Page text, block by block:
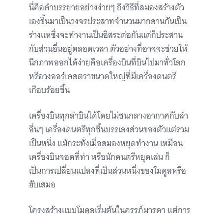
นี่คือคำบรรยายอย่างง่ายๆ ถึงวิธีที่สมองสร้างตัว
เองขึ้นมาเป็นวงจรประสาทจำนวนมากสานกันเป็น
ร่างแหซึ่งจะทำงานเป็นอิสระต่อกันแต่ก็ประสาน
กับส่วนอื่นอยู่ตลอดเวลา ตัวอย่างที่อาจจะช่วยให้
นึกภาพออกได้ง่ายคือเครื่องบินที่บินไปมาทั่วโลก
หรือวงออร์เคสตราขนาดใหญ่ที่มีเครื่องดนตรี
เกือบร้อยชิ้น
เครื่องบินทุกลำบินได้โดยไม่ชนกลางอากาศกับลำ
อื่นๆ เครื่องดนตรีทุกชิ้นบรรเลงส่วนของตัวแต่รวม
เป็นหนึ่ง แม้กระทั่งเมื่อสมองหยุดทำงาน เหมือน
เครื่องบินจอดที่ท่า หรือนักดนตรีหยุดเล่น ก็
เป็นการเปลี่ยนแปลงที่เป็นส่วนหนึ่งของโมดูลหรือ
ฮับเสมอ
โครงสร้างแบบโมดูลเริ่มต้นในครรภ์มารดา แต่การ